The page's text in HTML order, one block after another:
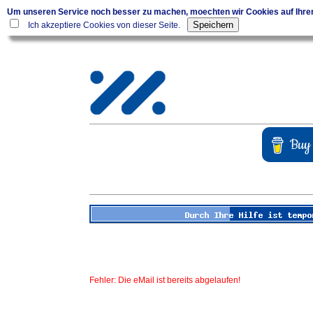
Um unseren Service noch besser zu machen, moechten wir Cookies auf
Ich akzeptiere Cookies von dieser Seite.
Fehler: Die eMail ist bereits abgelaufen!